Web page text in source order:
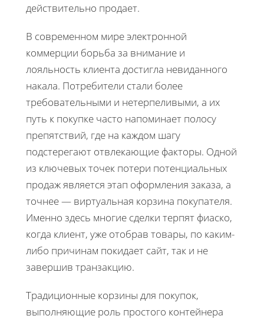
действительно продает.
В современном мире электронной
коммерции борьба за внимание и
лояльность клиента достигла невиданного
накала. Потребители стали более
требовательными и нетерпеливыми, а их
путь к покупке часто напоминает полосу
препятствий, где на каждом шагу
подстерегают отвлекающие факторы. Одной
из ключевых точек потери потенциальных
продаж является этап оформления заказа, а
точнее — виртуальная корзина покупателя.
Именно здесь многие сделки терпят фиаско,
когда клиент, уже отобрав товары, по каким-
либо причинам покидает сайт, так и не
завершив транзакцию.
Традиционные корзины для покупок,
выполняющие роль простого контейнера